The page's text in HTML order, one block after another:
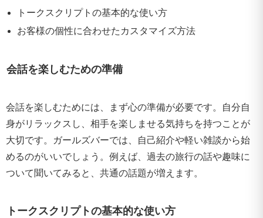
トークスクリプトの基本的な使い方
お客様の個性に合わせたカスタマイズ方法
会話を楽しむための準備
会話を楽しむためには、まず心の準備が必要です。自分自
身がリラックスし、相手を楽しませる気持ちを持つことが
大切です。ガールズバーでは、自己紹介や軽い雑談から始
めるのがいいでしょう。例えば、過去の旅行の話や趣味に
ついて聞いてみると、共通の話題が増えます。
トークスクリプトの基本的な使い方